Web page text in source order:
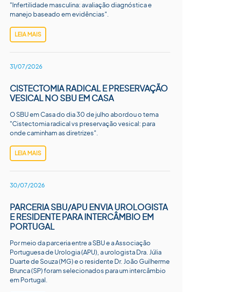
"Infertilidade masculina: avaliação diagnóstica e
manejo baseado em evidências".
LEIA MAIS
31/07/2026
CISTECTOMIA RADICAL E PRESERVAÇÃO
VESICAL NO SBU EM CASA
O SBU em Casa do dia 30 de julho abordou o tema
"Cistectomia radical vs preservação vesical: para
onde caminham as diretrizes".
LEIA MAIS
30/07/2026
PARCERIA SBU/APU ENVIA UROLOGISTA
E RESIDENTE PARA INTERCÂMBIO EM
PORTUGAL
Por meio da parceria entre a SBU e a Associação
Portuguesa de Urologia (APU), a urologista Dra. Júlia
Duarte de Souza (MG) e o residente Dr. João Guilherme
Brunca (SP) foram selecionados para um intercâmbio
em Portugal.